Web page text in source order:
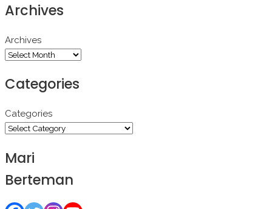
Archives
Archives
Categories
Categories
Mari
Berteman